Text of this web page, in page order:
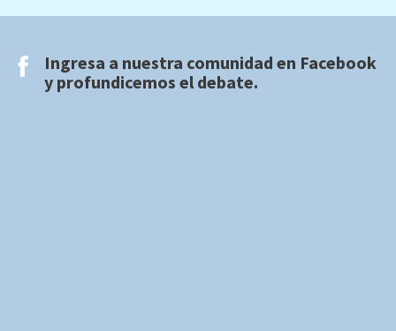
Ingresa a nuestra comunidad en Facebook
y profundicemos el debate.